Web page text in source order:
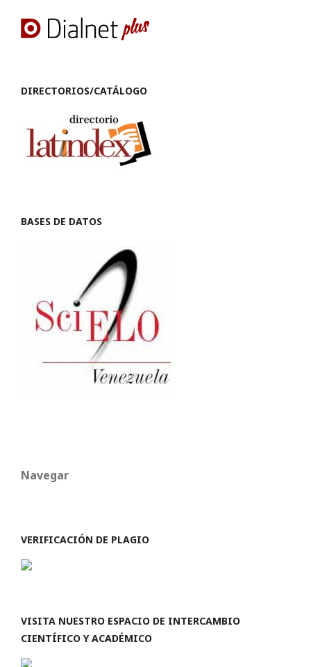
DIRECTORIOS/CATÁLOGO
BASES DE DATOS
Navegar
VERIFICACIÓN DE PLAGIO
VISITA NUESTRO ESPACIO DE INTERCAMBIO
CIENTÍFICO Y ACADÉMICO